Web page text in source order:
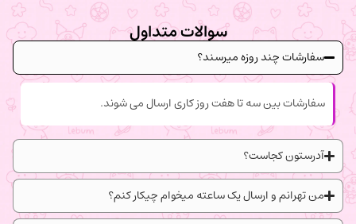
سوالات متداول
سفارشات چند روزه میرسند؟
سفارشات بین سه تا هفت روز کاری ارسال می شوند.
آدرستون کجاست؟
من تهرانم و ارسال یک ساعته میخوام چیکار کنم؟